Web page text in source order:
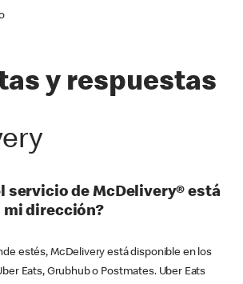
y respuestas
servicio de McDelivery® está
dirección?
estés, McDelivery está disponible en los
Eats, Grubhub o Postmates. Uber Eats